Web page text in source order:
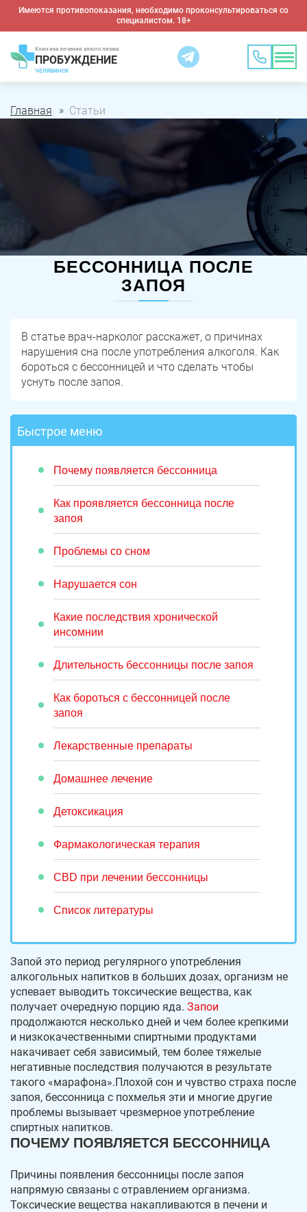
Имеются противопоказания, необходимо проконсультироваться со
специалистом. 18+
Клиника лечения алкоголизма
ПРОБУЖДЕНИЕ
ЧЕЛЯБИНСК
Главная Статьи
БЕССОННИЦА ПОСЛЕ
ЗАПОЯ
В статье врач-нарколог расскажет, о причинах
нарушения сна после употребления алкоголя. Как
бороться с бессонницей и что сделать чтобы
уснуть после запоя.
Быстрое меню
Почему появляется бессонница
Как проявляется бессонница после
запоя
Проблемы со сном
Нарушается сон
Какие последствия хронической
инсомнии
Длительность бессонницы после запоя
Как бороться с бессонницей после
запоя
Лекарственные препараты
Домашнее лечение
Детоксикация
Фармакологическая терапия
CBD при лечении бессонницы
Список литературы
Запой это период регулярного употребления
алкогольных напитков в больших дозах, организм не
успевает выводить токсические вещества, как
получает очередную порцию яда. Запои
продолжаются несколько дней и чем более крепкими
и низкокачественными спиртными продуктами
накачивает себя зависимый, тем более тяжелые
негативные последствия получаются в результате
такого «марафона».Плохой сон и чувство страха после
запоя, бессонница с похмелья эти и многие другие
проблемы вызывает чрезмерное употребление
спиртных напитков.
ПОЧЕМУ ПОЯВЛЯЕТСЯ БЕССОННИЦА
Причины появления бессонницы после запоя
напрямую связаны с отравлением организма.
Токсические вещества накапливаются в печени и